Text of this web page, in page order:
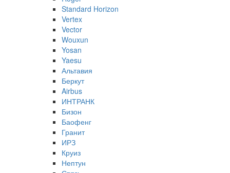
Standard Horizon
Vertex
Vector
Wouxun
Yosan
Yaesu
Альтавия
Беркут
Airbus
ИНТРАНК
Бизон
Баофенг
Гранит
ИРЗ
Круиз
Нептун